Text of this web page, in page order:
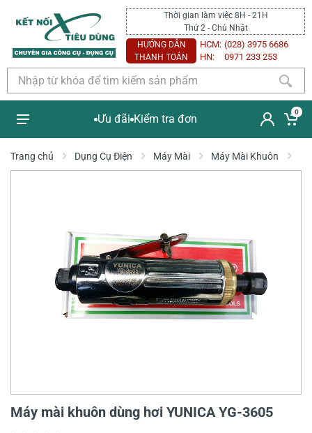
Thời gian làm việc 8H - 21H
Thứ 2 - Chủ Nhật
HƯỚNG DẪN
THANH TOÁN
HCM: (028) 3975 6686
HN:
0971 233 253
Ưu đãi Kiểm tra đơn
0
Trang chủ Dụng Cụ Điện Máy Mài Máy Mài Khuôn
Máy mài khuôn dùng hơi YUNICA YG-3605